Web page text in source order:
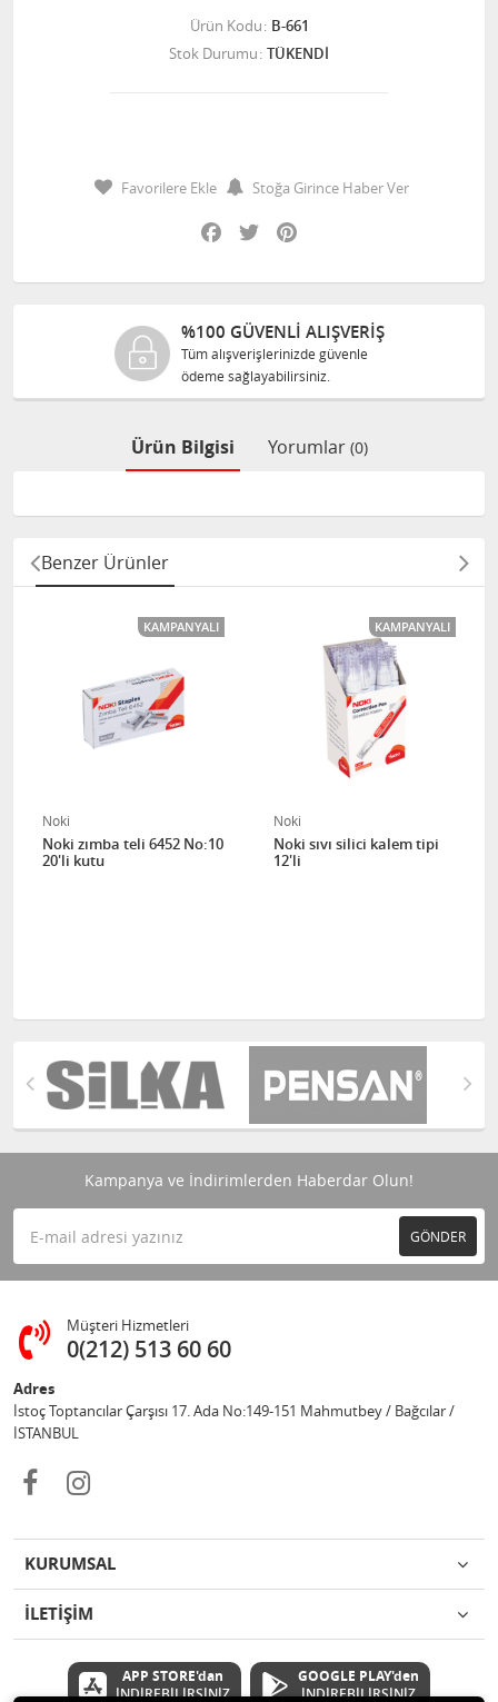
Ürün Kodu B-661
Stok Durumu TÜKENDİ
Favorilere Ekle
Stoğa Girince Haber Ver
Facebook
Twitter
%100 GÜVENLİ ALIŞVERİŞ
Tüm alışverişlerinizde güvenle
ödeme sağlayabilirsiniz.
Ürün Bilgisi Yorumlar (0)
Benzer Ürünler
KAMPANYALI
Noki
Noki zımba teli 6452 No:10
20'li kutu
KAMPANYALI
Noki
Noki sıvı silici kalem tipi
12'li
Kampanya ve İndirimlerden Haberdar Olun!
GÖNDER
Müşteri Hizmetleri
0(212) 513 60 60
Adres
İstoç Toptancılar Çarşısı 17. Ada No:149-151 Mahmutbey / Bağcılar /
İSTANBUL
KURUMSAL
İLETİŞİM
APP STORE'dan
İNDİREBİLİRSİNİZ
GOOGLE PLAY'den
İNDİREBİLİRSİNİZ